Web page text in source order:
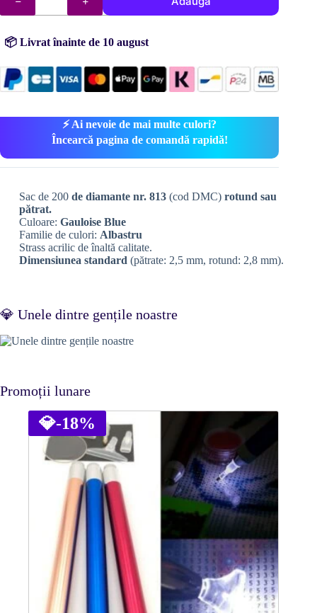
DMC
diamante
nr.📦 Livrat înainte de 10 august
⚡ Ai nevoie de mai multe culori?
Încearcă pagina de comandă rapidă!
Sac de 200 de diamante nr. 813(cod DMC) rotund sau
pătrat.
Culoare: Gauloise Blue
Familie de culori: Albastru
Strass acrilic de înaltă calitate.
Dimensiunea standard (pătrate: 2,5 mm, rotund: 2,8 mm).
💎 Unele dintre gențile noastre
Promoții lunare
💎-18%